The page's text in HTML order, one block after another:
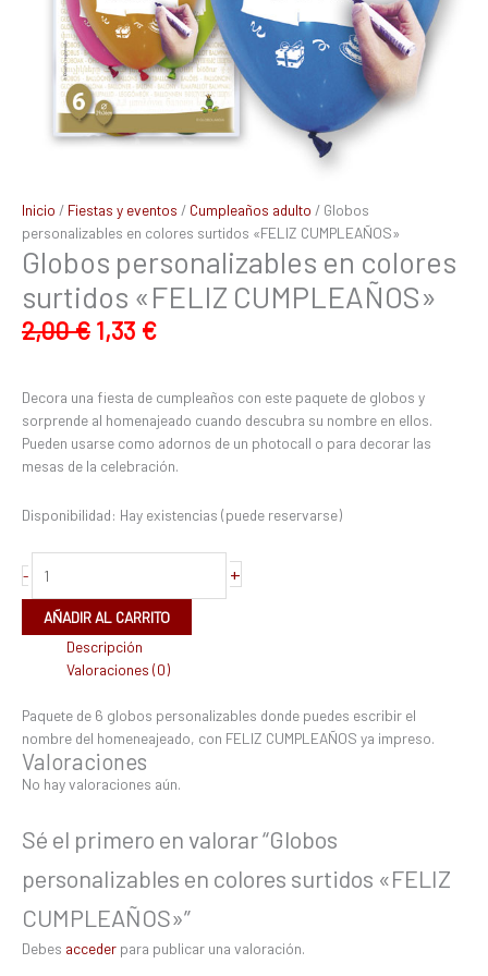
Inicio / Fiestas y eventos / Cumpleaños adulto / Globos
personalizables en colores surtidos «FELIZ CUMPLEAÑOS»
Globos personalizables en colores
surtidos «FELIZ CUMPLEAÑOS»
2,00€ 1,33 €
Decora una fiesta de cumpleaños con este paquete de globos y
sorprende al homenajeado cuando descubra su nombre en ellos.
Pueden usarse como adornos de un photocall o para decorar las
mesas de la celebración.
Disponibilidad: Hay existencias (puede reservarse)
- +
AÑADIR AL CARRITO
Descripción
Valoraciones (0)
Paquete de 6 globos personalizables donde puedes escribir el
nombre del homeneajeado, con FELIZ CUMPLEAÑOS ya impreso.
Valoraciones
No hay valoraciones aún.
Sé el primero en valorar “Globos
personalizables en colores surtidos «FELIZ
CUMPLEAÑOS»”
Debes acceder para publicar una valoración.